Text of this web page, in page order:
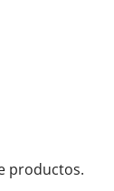
productos.